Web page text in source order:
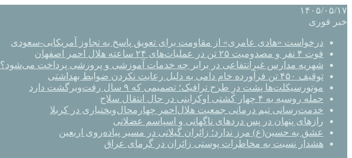
۱۴۰۵/۰۵/۱۷
خبر فوری
درخواست «هادی عامری» از مقاومت برای تعویق پاسخ به تجاوز آمریکایی-سعودی
فوت ۴ نفر و مصدومیت ۲۵ تن در عملیات‌های ۲۴ ساعته هلال احمر اصفهان
شهریه مدارس غیرانتفاعی در برابر چه خدمات آموزشی و پرورشی پرداخت می‌شود؟
توقیف ۴۵۰ تن فرآورده خام دامی به دلیل رعایت نکردن ضوابط بهداشتی
موتورسیکلت‌ها پشت درِ طرح ترافیک؛ تصمیمی که ۹ سال رفت‌وبرگشت دارد
حمله روسیه به ۴ چهار کشتی اوکراینی در حال انتقال سلاح
خدمت‌رسانی تیم درمانی جمعیت هلال‌احمر چهارمحال‌وبختیاری در کربلا
رازهای پنهان در پس دردهای ناگهانی و اسپاسم عضلانی
عشق به حسین(ع) مرز ندارد؛ زائران گیلانی در مسیر پیاده‌روی اربعین
هشدار نسبت به مخاطرات پوستی زائران در گرمای عراق